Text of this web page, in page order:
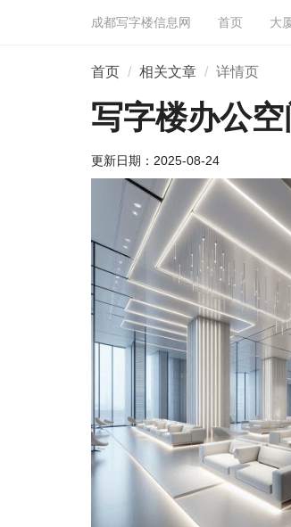
成都写字楼信息网 首页 大
首页 相关文章 详情页
写字楼办公
更新日期： 2025-08-24